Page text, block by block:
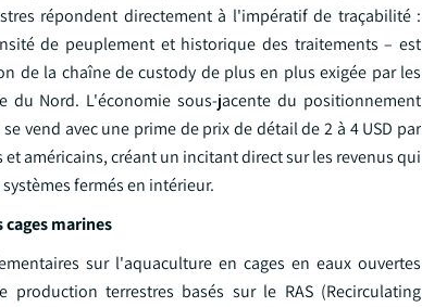
répondent directement à l'impératif de traçabilité :
de peuplement et historique des traitements – est
de la chaîne de custody de plus en plus exigée par les
du Nord. L'économie sous-jacente du positionnement
vend avec une prime de prix de détail de 2 à 4 USD par
américains, créant un incitant direct sur les revenus qui
fermés en intérieur.
marines
sur l'aquaculture en cages en eaux ouvertes
terrestres basés sur le RAS (Recirculating